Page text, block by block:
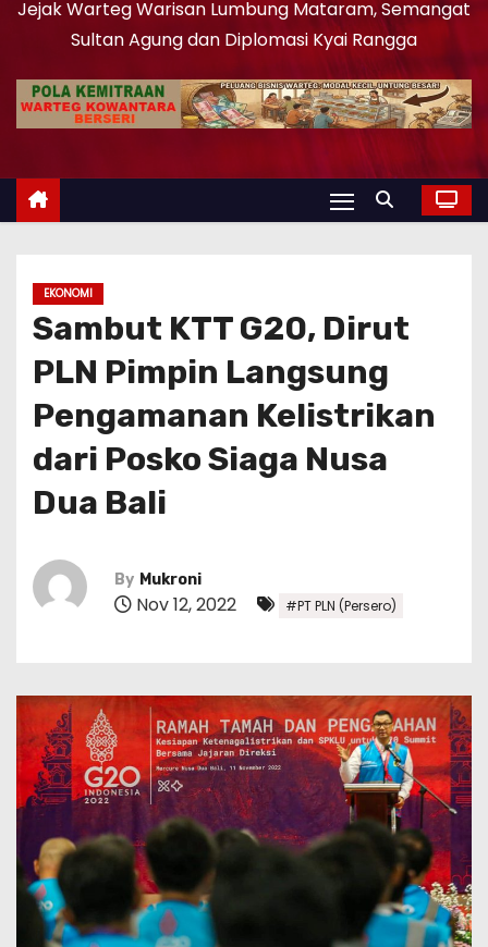
Jejak Warteg Warisan Lumbung Mataram, Semangat
Sultan Agung dan Diplomasi Kyai Rangga
EKONOMI
Sambut KTT G20, Dirut
PLN Pimpin Langsung
Pengamanan Kelistrikan
dari Posko Siaga Nusa
Dua Bali
By Mukroni
Nov 12, 2022 #PT PLN (Persero)